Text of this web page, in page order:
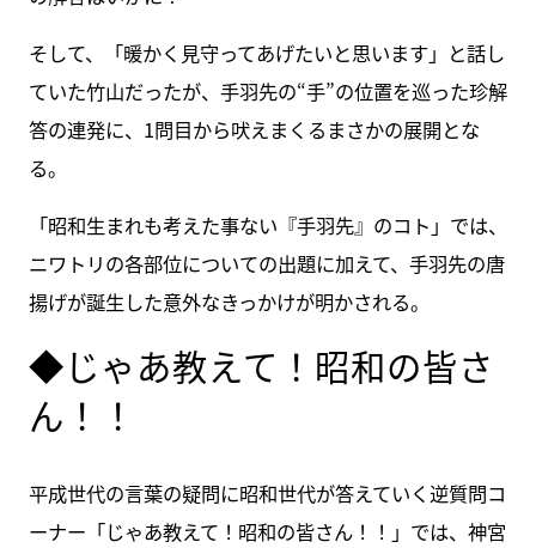
そして、「暖かく見守ってあげたいと思います」と話し
ていた竹山だったが、手羽先の“手”の位置を巡った珍解
答の連発に、1問目から吠えまくるまさかの展開とな
る。
「昭和生まれも考えた事ない『手羽先』のコト」では、
ニワトリの各部位についての出題に加えて、手羽先の唐
揚げが誕生した意外なきっかけが明かされる。
◆じゃあ教えて！昭和の皆さ
ん！！
平成世代の言葉の疑問に昭和世代が答えていく逆質問コ
ーナー「じゃあ教えて！昭和の皆さん！！」では、神宮